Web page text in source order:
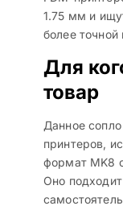
1.75 мм и
более точной
Для
товар
Данное
принтеров,
формат MK8
Оно